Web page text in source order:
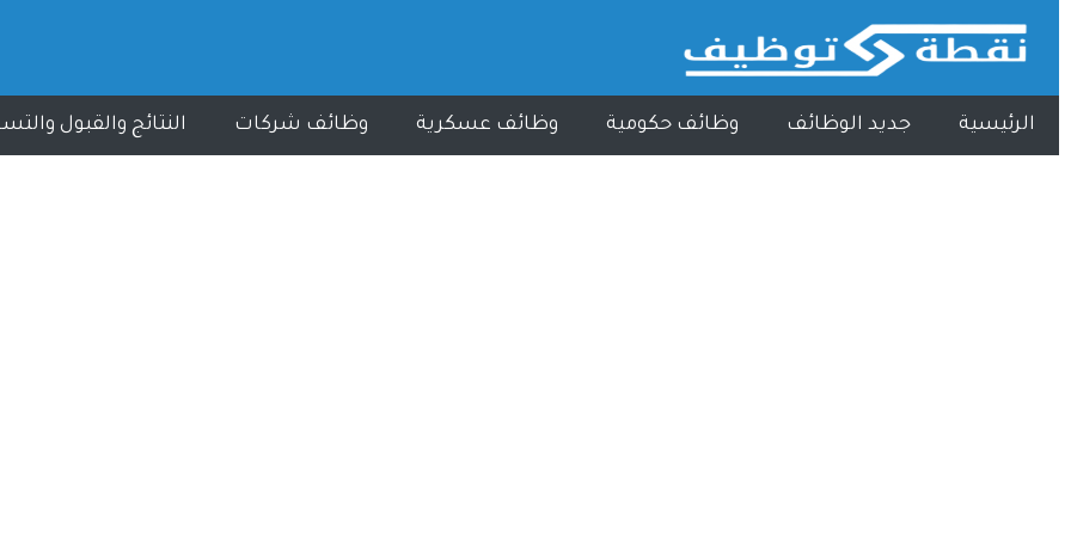
الرئيسية جديد الوظائف وظائف حكومية وظائف عسكرية وظائف شركات النتائج والقبول